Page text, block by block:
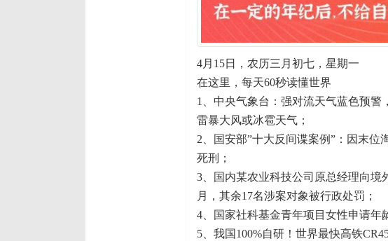
4月15日，农历三月初七，星期一
在这里，每天60秒读懂世界
1、中央气象台：强对流天气蓝色预警
雷暴大风或冰雹天气；
2、国安部”十大反间谍案例”：因末
死刑；
3、国内某农业科技公司原总经理向境
月，其余17名涉案对象被行政处罚；
4、国家社科基金青年项目女性申请年
5、我国100%自研！世界最快高铁